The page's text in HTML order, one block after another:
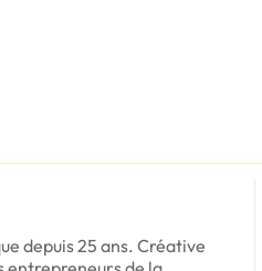
depuis 25 ans. Créative